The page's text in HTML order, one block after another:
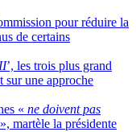
pour réduire la
de certains
’, les trois plus grand
sur une approche
« ne doivent pas
», martèle la présidente